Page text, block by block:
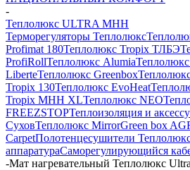
-
Теплолюкс ULTRA МНН
Терморегуляторы Теплолюкс
Profimat 180Теплолюкс Tropix ТЛБЭ
ProfiRollТеплолюкс AlumiaТеплолюкс
LiberteТеплолюкс Greenbox
Tropix 130Теплолюкс EvoHeat
Tropix МНН XLТеплолюкс NEO
FREEZSTOPТеплоизоляция и
СуховТеплолюкс MirrorGreen box
CarpetПолотенцесушители
аппаратураCаморегулирующийся
-Мат нагревательный Теплолюкс